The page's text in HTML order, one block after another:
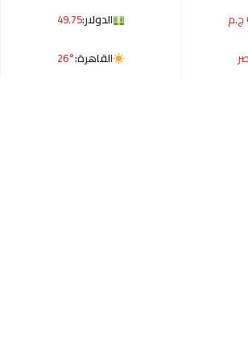
الدولار:49.75
القاهرة:26°